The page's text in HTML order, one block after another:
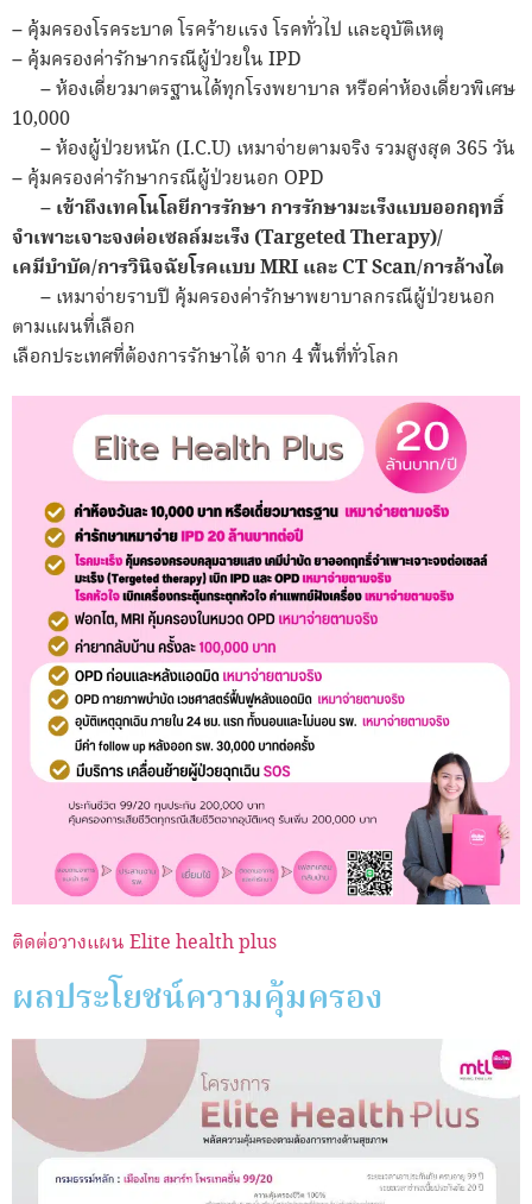
– คุ้มครองโรคระบาด โรคร้ายแรง โรคทั่วไป และอุบัติเหตุ
– คุ้มครองค่ารักษากรณีผู้ป่วยใน IPD
– ห้องเดี่ยวมาตรฐานได้ทุกโรงพยาบาล หรือค่าห้องเดี่ยวพิเศษ
10,000
– ห้องผู้ป่วยหนัก (I.C.U) เหมาจ่ายตามจริง รวมสูงสุด 365 วัน
– คุ้มครองค่ารักษากรณีผู้ป่วยนอก OPD
– เข้าถึงเทคโนโลยีการรักษา การรักษามะเร็งแบบออกฤทธิ์
จำเพาะเจาะจงต่อเซลล์มะเร็ง (Targeted Therapy)/
เคมีบำบัด/การวินิจฉัยโรคแบบ MRI และ CT Scan/การล้างไต
– เหมาจ่ายราบปี คุ้มครองค่ารักษาพยาบาลกรณีผู้ป่วยนอก
ตามแผนที่เลือก
เลือกประเทศที่ต้องการรักษาได้ จาก 4 พื้นที่ทั่วโลก
ติดต่อวางแผน Elite health plus
ผลประโยชน์ความคุ้มครอง